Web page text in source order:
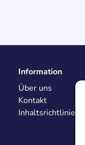
Information
Über uns
Kontakt
Inhaltsrichtlinien